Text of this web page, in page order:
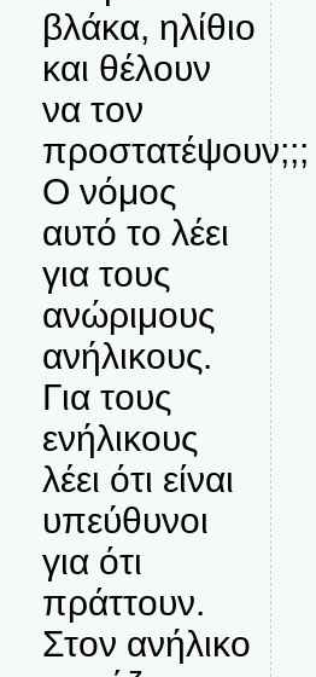
βλάκα, ηλίθιο
και θέλουν
να τον
προστατέψουν;;;
Ο νόμος
αυτό το λέει
για τους
ανώριμους
ανήλικους.
Για τους
ενήλικους
λέει ότι είναι
υπεύθυνοι
για ότι
πράττουν.
Στον ανήλικο